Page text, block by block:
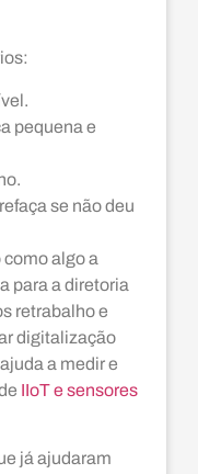
pequena e
se não deu
como algo a
para a diretoria
retrabalho e
digitalização
a medir e
IIoT e sensores
já ajudaram